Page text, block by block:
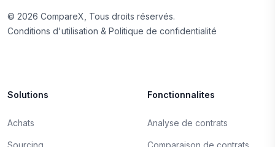
© 2026 CompareX, Tous droits réservés.
Conditions d'utilisation & Politique de confidentialité
Solutions
Achats
Sourcing
Fonctionnalites
Analyse de contrats
Comparaison de contrats